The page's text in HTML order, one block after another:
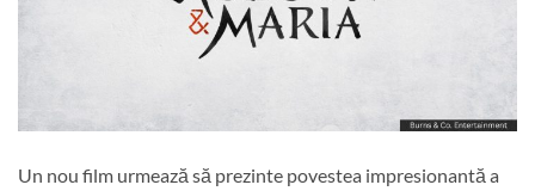
Un nou film urmează să prezinte povestea impresionantă a